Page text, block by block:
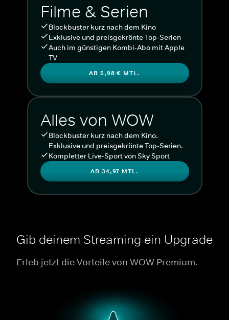
Filme & Serien
Blockbuster kurz nach dem Kino
Exklusive und preisgekrönte Top-Serien
Auch im günstigen Kombi-Abo mit Apple
TV
AB 5,98 € MTL.
Alles von WOW
Blockbuster kurz nach dem Kino.
Exklusive und preisgekrönte Top-Serien.
Kompletter Live-Sport von Sky Sport
AB 34,97 MTL.
Gib deinem Streaming ein Upgrade
Erleb jetzt die Vorteile von WOW Premium.